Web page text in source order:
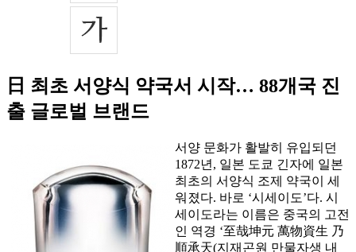
日 최초 서양식 약국서 시작… 88개국 진
출 글로벌 브랜드
서양 문화가 활발히 유입되던
1872년, 일본 도쿄 긴자에 일본
최초의 서양식 조제 약국이 세
워졌다. 바로 ‘시세이도’다. 시
세이도라는 이름은 중국의 고전
인 역경 ‘至哉坤元 萬物資生 乃
順承天(지재곤원 만물자생 내